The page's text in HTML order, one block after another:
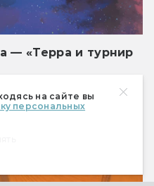
на сайте вы
персональных
— «Терра и турнир
придётся заплатить